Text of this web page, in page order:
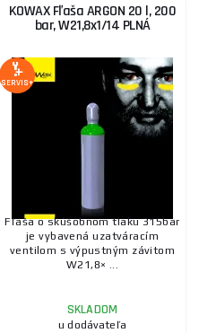
KOWAX Fľaša ARGON 20 l, 200
bar, W21,8x1/14 PLNÁ
SERVIS+
Fľaša o skúšobnom tlaku 315bar
je vybavená uzatváracím
ventilom s výpustným závitom
W21,8× ...
SKLADOM
u dodávateľa